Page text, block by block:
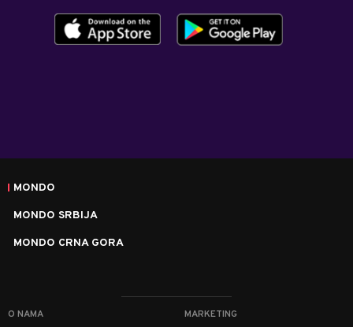
MONDO
MONDO SRBIJA
MONDO CRNA GORA
O NAMA MARKETING